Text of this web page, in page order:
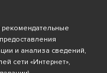
и анализа сведений,
сети «Интернет»,